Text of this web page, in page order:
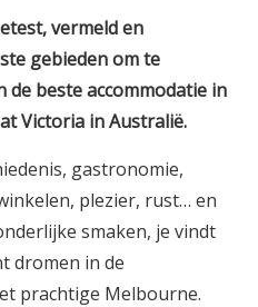
vermeld en
gebieden om te
de beste accommodatie in
Victoria in Australië.
gastronomie,
plezier, rust… en
smaken, je vindt
dromen in de
prachtige Melbourne.